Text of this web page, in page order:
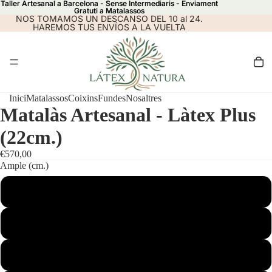
Taller Artesanal a Barcelona - Sense Intermediaris - Enviament
Gratuti a Matalassos
Taller Artesanal a Barcelona - Sense Intermediaris - Enviament
Gratuti a Matalassos
NOS TOMAMOS UN DESCANSO DEL 10 al 24.
HAREMOS TUS ENVÍOS A LA VUELTA
IniciMatalassosCoixinsFundesNosaltres
Matalàs Artesanal - Làtex Plus
(22cm.)
€570,00
Ample (cm.)